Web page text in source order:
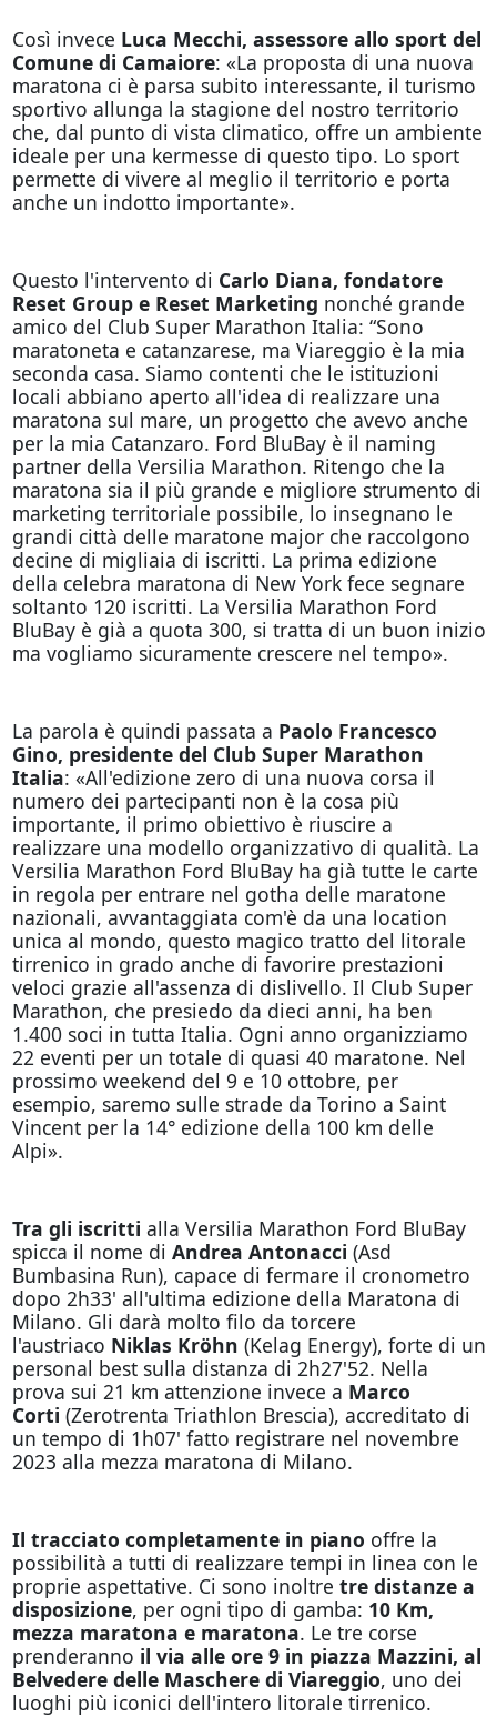
Così invece Luca Mecchi, assessore allo sport del
Comune di Camaiore: «La proposta di una nuova
maratona ci è parsa subito interessante, il turismo
sportivo allunga la stagione del nostro territorio
che, dal punto di vista climatico, offre un ambiente
ideale per una kermesse di questo tipo. Lo sport
permette di vivere al meglio il territorio e porta
anche un indotto importante».
Questo l'intervento di Carlo Diana, fondatore
Reset Group e Reset Marketing nonché grande
amico del Club Super Marathon Italia: “Sono
maratoneta e catanzarese, ma Viareggio è la mia
seconda casa. Siamo contenti che le istituzioni
locali abbiano aperto all'idea di realizzare una
maratona sul mare, un progetto che avevo anche
per la mia Catanzaro. Ford BluBay è il naming
partner della Versilia Marathon. Ritengo che la
maratona sia il più grande e migliore strumento di
marketing territoriale possibile, lo insegnano le
grandi città delle maratone major che raccolgono
decine di migliaia di iscritti. La prima edizione
della celebra maratona di New York fece segnare
soltanto 120 iscritti. La Versilia Marathon Ford
BluBay è già a quota 300, si tratta di un buon inizio
ma vogliamo sicuramente crescere nel tempo».
La parola è quindi passata a Paolo Francesco
Gino, presidente del Club Super Marathon
Italia: «All'edizione zero di una nuova corsa il
numero dei partecipanti non è la cosa più
importante, il primo obiettivo è riuscire a
realizzare una modello organizzativo di qualità. La
Versilia Marathon Ford BluBay ha già tutte le carte
in regola per entrare nel gotha delle maratone
nazionali, avvantaggiata com'è da una location
unica al mondo, questo magico tratto del litorale
tirrenico in grado anche di favorire prestazioni
veloci grazie all'assenza di dislivello. Il Club Super
Marathon, che presiedo da dieci anni, ha ben
1.400 soci in tutta Italia. Ogni anno organizziamo
22 eventi per un totale di quasi 40 maratone. Nel
prossimo weekend del 9 e 10 ottobre, per
esempio, saremo sulle strade da Torino a Saint
Vincent per la 14° edizione della 100 km delle
Alpi».
Tra gli iscritti alla Versilia Marathon Ford BluBay
spicca il nome di Andrea Antonacci (Asd
Bumbasina Run), capace di fermare il cronometro
dopo 2h33' all'ultima edizione della Maratona di
Milano. Gli darà molto filo da torcere
l'austriaco Niklas Kröhn (Kelag Energy), forte di un
personal best sulla distanza di 2h27'52. Nella
prova sui 21 km attenzione invece a Marco
Corti (Zerotrenta Triathlon Brescia), accreditato di
un tempo di 1h07' fatto registrare nel novembre
2023 alla mezza maratona di Milano.
Il tracciato completamente in piano offre la
possibilità a tutti di realizzare tempi in linea con le
proprie aspettative. Ci sono inoltre tre distanze a
disposizione, per ogni tipo di gamba: 10 Km,
mezza maratona e maratona. Le tre corse
prenderanno il via alle ore 9 in piazza Mazzini, al
Belvedere delle Maschere di Viareggio, uno dei
luoghi più iconici dell'intero litorale tirrenico.